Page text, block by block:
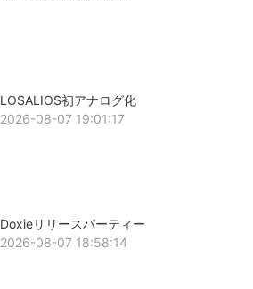
LOSALIOS初アナログ化
2026-08-07 19:01:17
Doxieリリースパーティー
2026-08-07 18:58:14